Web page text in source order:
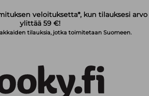
veloituksetta*, kun tilauksesi arvo
ylittää 59 €!
tilauksia, jotka toimitetaan Suomeen.